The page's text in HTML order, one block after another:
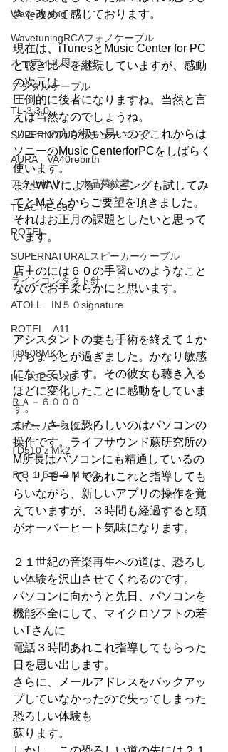
Wave tuning
WavetuningRCAフォノケーブル
オーディオ用ラック
デジタルケーブル
TL-3 3.0
SUPERNATURALチューニング
AURA VA40rebirth
アクセサリー 水晶菊紋章
TEAC PE-505
ROTEL
SUPERNATURALスピーカーケーブル
ラインコンタクト針
ATOLL IN５０signature
ROTEL A11
TD508MK4
HL-P3ESR-XD
ＲＡ－６０００
スピーカースタンド
TD510ｚMk2
ＲＢ１５８２Ｍｋ２
さを改めて感じております。
現在は、iTunesとMusic Center for PC
と聴き比べを継続していますが、感動
の次元は
圧倒的に後者になりますね。当然と言
えば当然なのでしょうね。
ソニーの方が扱い易いのでこれからは
ソニーのMusic CenterforPCをしばらく
使います。
またWAVによるリッピングも試してみ
てとMさんからご要望を頂きました。
それはお正月の課題としたいと思って
います。
店主のには６０の手習いのようなこと
なのでお手柔らかにと思います。
アシスタントの妻も手術を終えて１か
月ちょっとが過ぎました。かなり敏感
になっています。その彼女も聴き入る
ほどに変化したことに感動をしていま
す。
また、さらに恐ろしいのはパソコンの
操作です。ライフサウンド蕨研究所の
M所長はパソコンにも精通しているの
で、リモートであれこれと指導しても
らいながら、新しいアプリの操作を覚
えていますが、３時間も経過すると頭
がオーバーヒート気味になります。
２１世紀の音楽再生への道は、恐ろし
い体験を沢山させてくれるのです。
パソコンに向かうと先日、パソコンを
機能不全にして、マイクロソフトの若
いTさんに
電話３時間あれこれ指導してもらった
日を思い出します。
さらに、メールアドレスをバックアッ
プしていなかったので失ってしまった
恐ろしい体験も
蘇ります。